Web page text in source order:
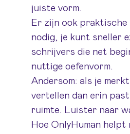
juiste vorm.
Er zijn ook praktische
nodig, je kunt sneller
schrijvers die net
nuttige oefenvorm.
Andersom: als je
vertellen dan erin
ruimte. Luister naar
Hoe OnlyHuman